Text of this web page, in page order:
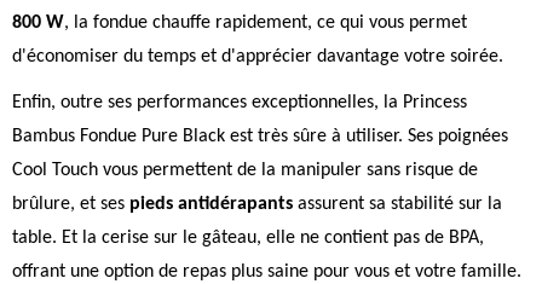
800 W, la fondue chauffe rapidement, ce qui vous permet
d'économiser du temps et d'apprécier davantage votre soirée.
Enfin, outre ses performances exceptionnelles, la Princess
Bambus Fondue Pure Black est très sûre à utiliser. Ses poignées
Cool Touch vous permettent de la manipuler sans risque de
brûlure, et ses pieds antidérapants assurent sa stabilité sur la
table. Et la cerise sur le gâteau, elle ne contient pas de BPA,
offrant une option de repas plus saine pour vous et votre famille.